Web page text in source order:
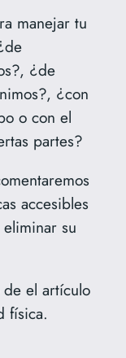
manejar tu
¿de
¿con
o con el
partes?
accesibles
su
el artículo
física.